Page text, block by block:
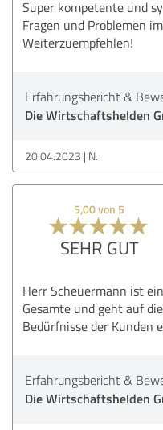
Super kompetente und
Fragen und Problemen
Weiterzuempfehlen!
Erfahrungsbericht &
Die Wirtschaftshelden
20.04.2023 N.
5,00 von 5
SEHR GUT
Herr Scheuermann ist
Gesamte und geht auf
Bedürfnisse der Kunden
Erfahrungsbericht &
Die Wirtschaftshelden